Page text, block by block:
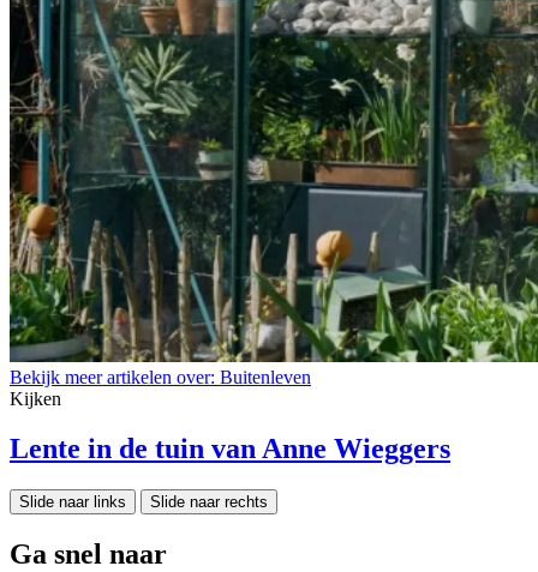
Bekijk meer artikelen over: Buitenleven
Kijken
Lente in de tuin van Anne Wieggers
Slide naar links Slide naar rechts
Ga snel naar